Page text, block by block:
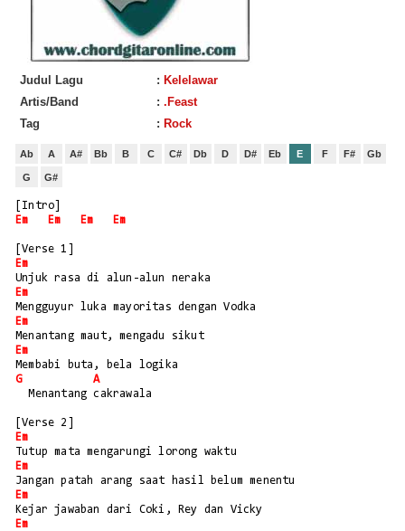
Judul Lagu : Kelelawar
Artis/Band
: .Feast
Tag
: Rock
Ab A A# Bb B C C# Db D D# Eb E F F# Gb
G G#
[Intro]
Em
Em Em Em
[Verse 1]
Em
Unjuk rasa di alun-alun neraka
Em
Mengguyur luka mayoritas dengan Vodka
Em
Menantang maut, mengadu sikut
Em
Membabi buta, bela logika
G
A
  Menantang cakrawala
[Verse 2]
Em
Tutup mata mengarungi lorong waktu
Em
Jangan patah arang saat hasil belum menentu
Em
Kejar jawaban dari Coki, Rey dan Vicky
Em